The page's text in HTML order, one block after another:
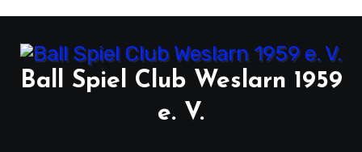
Ball Spiel Club Weslarn 1959
e. V.